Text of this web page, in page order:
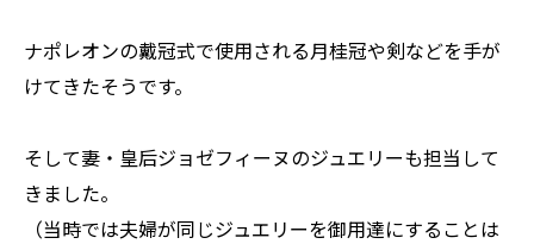
ナポレオンの戴冠式で使用される月桂冠や剣などを手が
けてきたそうです。
そして妻・皇后ジョゼフィーヌのジュエリーも担当して
きました。
（当時では夫婦が同じジュエリーを御用達にすることは